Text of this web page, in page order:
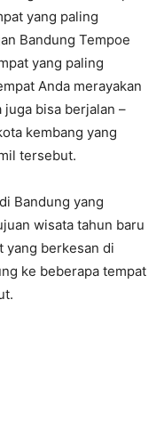
yang paling
Bandung Tempoe
yang paling
Anda merayakan
juga bisa berjalan –
kembang yang
tersebut.
Bandung yang
wisata tahun baru
yang berkesan di
ke beberapa tempat